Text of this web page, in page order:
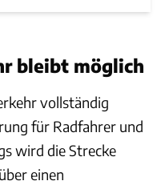
bleibt möglich
vollständig
für Radfahrer und
wird die Strecke
einen